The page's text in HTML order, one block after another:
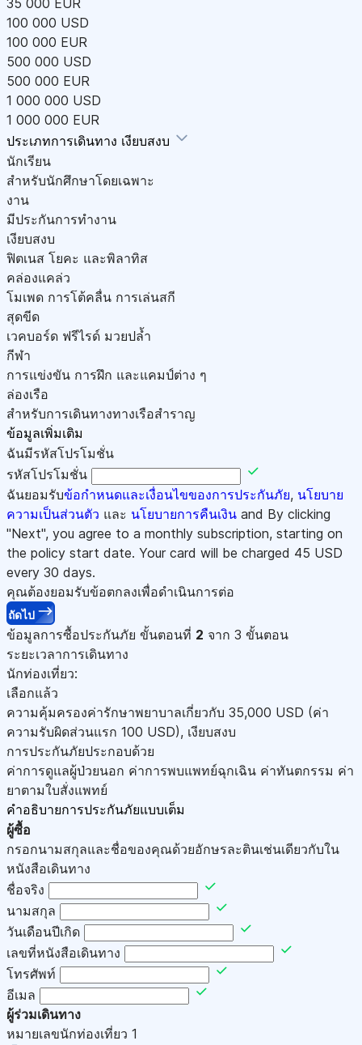
35 000 EUR
100 000 USD
100 000 EUR
500 000 USD
500 000 EUR
1 000 000 USD
1 000 000 EUR
ประเภทการเดินทาง เงียบสงบ
นักเรียน
สำหรับนักศึกษาโดยเฉพาะ
งาน
มีประกันการทำงาน
เงียบสงบ
ฟิตเนส โยคะ และพิลาทิส
คล่องแคล่ว
โมเพด การโต้คลื่น การเล่นสกี
สุดขีด
เวคบอร์ด ฟรีไรด์ มวยปล้ำ
กีฬา
การแข่งขัน การฝึก และแคมป์ต่าง ๆ
ล่องเรือ
สำหรับการเดินทางทางเรือสำราญ
ข้อมูลเพิ่มเติม
ฉันมีรหัสโปรโมชั่น
รหัสโปรโมชั่น
ฉันยอมรับข้อกำหนดและเงื่อนไขของการประกันภัย, นโยบาย
ความเป็นส่วนตัว และ นโยบายการคืนเงิน and By clicking
"Next", you agree to a monthly subscription, starting on
the policy start date. Your card will be charged 45 USD
every 30 days.
คุณต้องยอมรับข้อตกลงเพื่อดำเนินการต่อ
ถัดไป
ข้อมูลการซื้อประกันภัย ขั้นตอนที่ 2 จาก 3 ขั้นตอน
ระยะเวลาการเดินทาง
นักท่องเที่ยว:
เลือกแล้ว
ความคุ้มครองค่ารักษาพยาบาลเกี่ยวกับ 35,000 USD (ค่า
ความรับผิดส่วนแรก 100 USD), เงียบสงบ
การประกันภัยประกอบด้วย
ค่าการดูแลผู้ป่วยนอก ค่าการพบแพทย์ฉุกเฉิน ค่าทันตกรรม ค่า
ยาตามใบสั่งแพทย์
คำอธิบายการประกันภัยแบบเต็ม
ผู้ซื้อ
กรอกนามสกุลและชื่อของคุณด้วยอักษรละตินเช่นเดียวกับใน
หนังสือเดินทาง
ชื่อจริง
นามสกุล
วันเดือนปีเกิด
เลขที่หนังสือเดินทาง
โทรศัพท์
อีเมล
ผู้ร่วมเดินทาง
หมายเลขนักท่องเที่ยว 1